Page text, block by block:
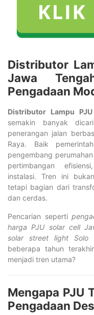
Distributor
Jawa
Pengadaan
Distributor Lampu
semakin banyak
penerangan jalan
Raya. Baik
pengembang
pertimbangan
instalasi. Tren ini
tetapi bagian dari
dan cerdas.
Pencarian seperti
harga PJU solar cell
solar street light Solo
beberapa tahun
menjadi tren utama?
Mengapa PJU
Pengadaan